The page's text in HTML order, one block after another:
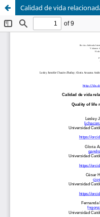
Calidad de vida